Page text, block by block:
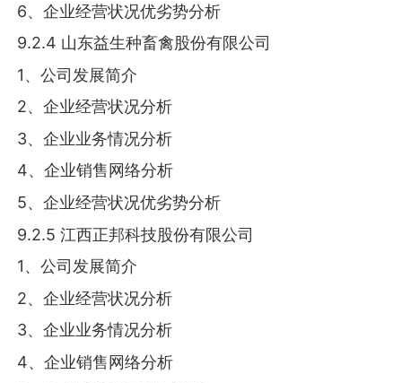
6、企业经营状况优劣势分析
9.2.4 山东益生种畜禽股份有限公司
1、公司发展简介
2、企业经营状况分析
3、企业业务情况分析
4、企业销售网络分析
5、企业经营状况优劣势分析
9.2.5 江西正邦科技股份有限公司
1、公司发展简介
2、企业经营状况分析
3、企业业务情况分析
4、企业销售网络分析